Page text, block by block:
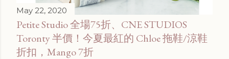
May 22, 2020
Petite Studio 全場75折、CNE STUDIOS
Toronty 半價！今夏最紅的 Chloe 拖鞋/涼鞋
折扣，Mango 7折